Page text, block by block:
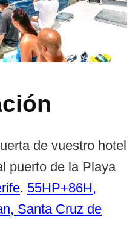
de vuestro hotel
puerto de la Playa
. 55HP+86H,
Santa Cruz de